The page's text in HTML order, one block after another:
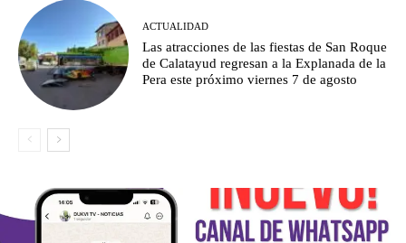
ACTUALIDAD
Las atracciones de las fiestas de San Roque
de Calatayud regresan a la Explanada de la
Pera este próximo viernes 7 de agosto